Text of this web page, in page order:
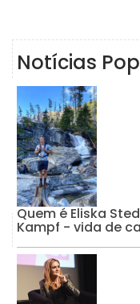
Notícias
Quem é Eliska
Kampf - vida de